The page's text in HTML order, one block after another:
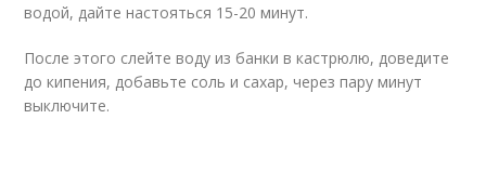
водой, дайте настояться 15-20 минут.
После этого слейте воду из банки в кастрюлю, доведите
до кипения, добавьте соль и сахар, через пару минут
выключите.